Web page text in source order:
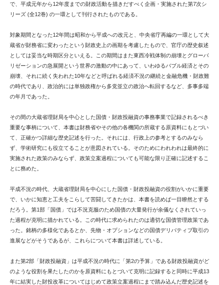
で、平成元年から12年度までの財政活動を描きだすべく企画・実施された第7次シ
リーズ (全12巻) の一環として刊行されたものである。
対象期間となった12年間は昭和から平成への改元と、中央省庁再編の一環として大
蔵省が財務省に変わったという財政史上の画期を考慮したもので、官庁の歴史叙述
としては妥当な時期区分といえる。この期間はまた東西冷戦体制の崩壊とグローバ
リゼーションの急展開という世界の激動の中にあって、いわゆるバブル経済とその
崩壊、それに続く失われた10年などと呼ばれる経済不況の継続と金融危機・財政難
の時代であり、政治的には単独政権から多党並立の政治へ転回するなど、多事多端
の年月であった。
その間の大蔵省理財局を中心とした国債・財政投融資の事務事業で記録されるべき
重要な事柄について、本書は財務省やその他の各機関の所蔵する原資料にもとづい
て、正確かつ詳細な歴史記述を行った。それには、行政上の参考とするのみなら
ず、学術研究にも役立てることが意図されている。そのためにわれわれは最終的に
実施された政策のみならず、政策立案過程についても可能な限り正確に記述するこ
とに務めた。
平成不況の時代、大蔵省理財局を中心にした国債・財政投融資の役割がいかに重要
で、いかに知恵と工夫をこらして苦闘してきたかは、本書を読めば一目瞭然とする
だろう。第1部「国債」では不況克服のため国債の大量発行が余儀なくされていっ
た過程が克明に描かれている。この時代に求められたのは適切な国債管理政策であ
った。銘柄の多様化であるとか、先物・オプションなどの国債デリバティブ取引の
進展などがそうであるが、これらについて本書は詳述している。
また第2部「財政投融資」は平成不況の時代に「第2の予算」である財政投融資がど
のような役割を果たしたのかを原資料にもとづいて克明に記録すると同時に平成13
年に結実した財投改革についてはじめて政策立案過程にまで踏み込んだ歴史記述を